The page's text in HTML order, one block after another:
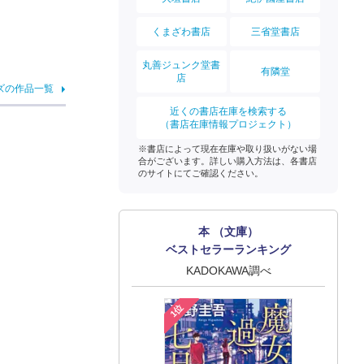
の作品一覧
くまざわ書店 三省堂書店
丸善ジュンク堂書
店
有隣堂
近くの書店在庫を検索する
（書店在庫情報プロジェクト）
※書店によって現在在庫や取り扱いがない場
合がございます。詳しい購入方法は、各書店
のサイトにてご確認ください。
本 （文庫）
ベストセラーランキング
KADOKAWA調べ
1位